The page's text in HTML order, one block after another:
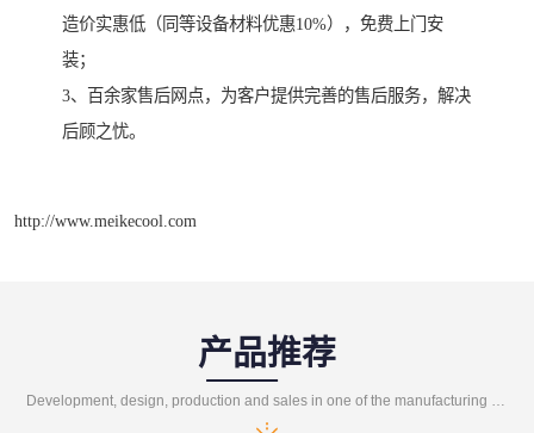
造价实惠低（同等设备材料优惠10%），免费上门安
装；
3、百余家售后网点，为客户提供完善的售后服务，解决
后顾之忧。
http://www.meikecool.com
产品推荐